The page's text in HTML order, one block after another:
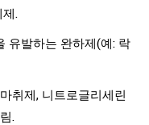
.
유발하는 완하제(예: 락
취제, 니트로글리세린
.